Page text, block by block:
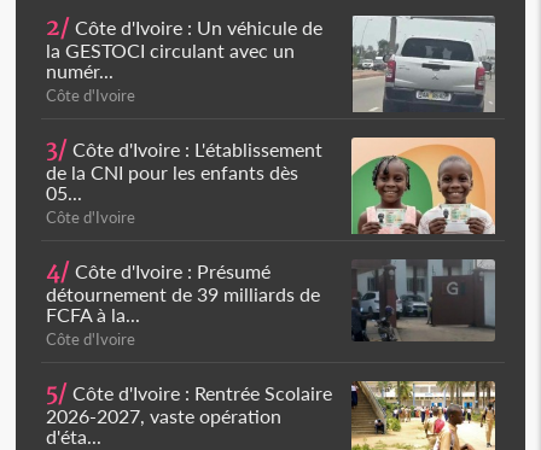
2/ Côte d'Ivoire : Un véhicule de
la GESTOCI circulant avec un
numér...
Côte d'Ivoire
3/ Côte d'Ivoire : L'établissement
de la CNI pour les enfants dès
05...
Côte d'Ivoire
4/ Côte d'Ivoire : Présumé
détournement de 39 milliards de
FCFA à la...
Côte d'Ivoire
5/ Côte d'Ivoire : Rentrée Scolaire
2026-2027, vaste opération
d'éta...